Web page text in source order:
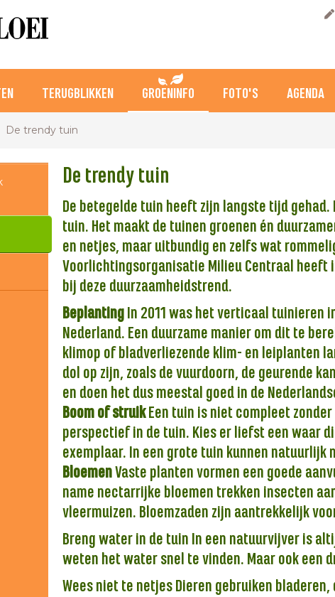
TERUGBLIKKEN GROENINFO FOTO'S AGENDA
De trendy tuin
De trendy tuin
De betegelde tuin heeft zijn langste tijd
tuin. Het maakt de tuinen groenen én
en netjes, maar uitbundig en zelfs wat
Voorlichtingsorganisatie Milieu Centraal
bij deze duurzaamheidstrend.
Beplanting In 2011 was het verticaal tuinieren
Nederland. Een duurzame manier om dit te
klimop of bladverliezende klim- en leiplanten
dol op zijn, zoals de vuurdoorn, de geurende
en doen het dus meestal goed in de
Boom of struikEen tuin is niet compleet
perspectief in de tuin. Kies er liefst een waar
exemplaar. In een grote tuin kunnen natuurlijk
BloemenVaste planten vormen een goede
name nectarrijke bloemen trekken insecten
vleermuizen. Bloemzaden zijn aantrekkelijk
Breng water in de tuin In een natuurvijver is
weten het water snel te vinden. Maar ook een
Wees niet te netjes Dieren gebruiken